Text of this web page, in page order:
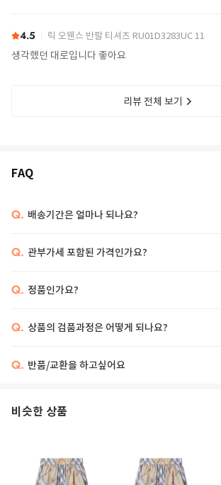
4.5 릭 오웬스 반팔 티셔츠 RU01D3283UC 11
생각했던 대로입니다 좋아요
리뷰 전체 보기
FAQ
Q. 배송기간은 얼마나 되나요?
Q. 관부가세 포함된 가격인가요?
Q. 정품인가요?
Q. 상품의 검품과정은 어떻게 되나요?
Q. 반품/교환을 하고싶어요
비슷한 상품